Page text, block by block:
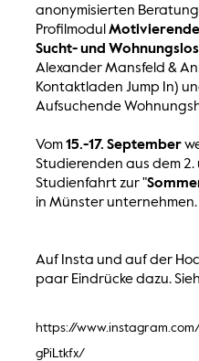
anonymisierten
Profilmodul
Sucht- und
Alexander Mansfeld &
Kontaktladen Jump In)
Aufsuchende
Vom15.-17. September
Studierenden aus dem 2.
Studienfahrt zur "
in Münster unternehmen.
Auf Insta und auf der
paar Eindrücke dazu.
https://
gPiLtkfx/